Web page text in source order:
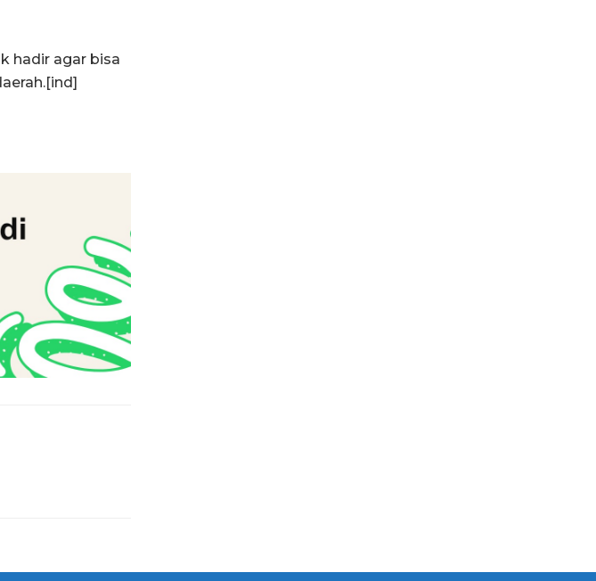
hadir agar bisa